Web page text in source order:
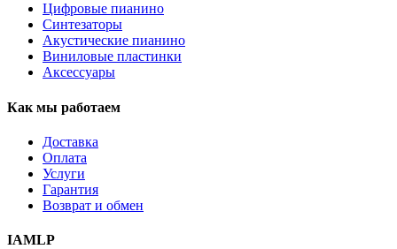
Цифровые пианино
Синтезаторы
Акустические пианино
Виниловые пластинки
Аксессуары
Как мы работаем
Доставка
Оплата
Услуги
Гарантия
Возврат и обмен
IAMLP